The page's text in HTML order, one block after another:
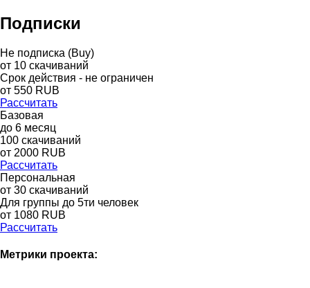
Подписки
Не подписка (Buy)
от 10 скачиваний
Срок действия - не ограничен
от 550 RUB
Рассчитать
Базовая
до 6 месяц
100 скачиваний
от 2000 RUB
Рассчитать
Персональная
от 30 скачиваний
Для группы до 5ти человек
от 1080 RUB
Рассчитать
Метрики проекта: